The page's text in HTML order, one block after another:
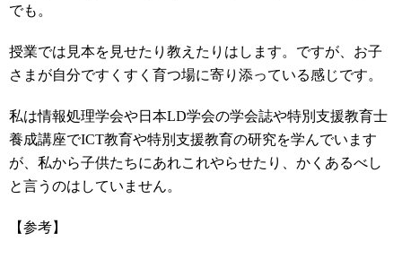
でも。
授業では見本を見せたり教えたりはします。ですが、お子
さまが自分ですくすく育つ場に寄り添っている感じです。
私は情報処理学会や日本LD学会の学会誌や特別支援教育士
養成講座でICT教育や特別支援教育の研究を学んでいます
が、私から子供たちにあれこれやらせたり、かくあるべし
と言うのはしていません。
【参考】